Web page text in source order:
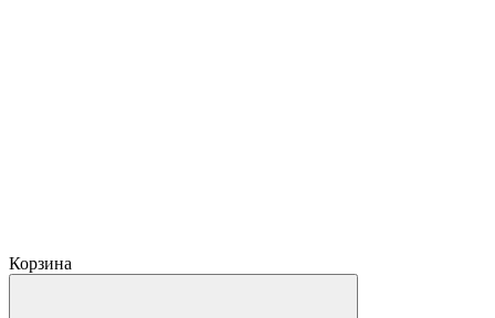
Корзина